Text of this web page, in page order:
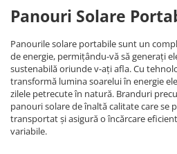
Panouri Solare
Panourile solare portabile sunt un
de energie, permițându-vă să generați
sustenabilă oriunde v-ați afla. Cu
transformă lumina soarelui în energie
zilele petrecute în natură. Branduri
panouri solare de înaltă calitate care se
transportat și asigură o încărcare
variabile.